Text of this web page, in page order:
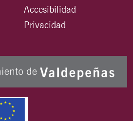
Accesibilidad
Privacidad